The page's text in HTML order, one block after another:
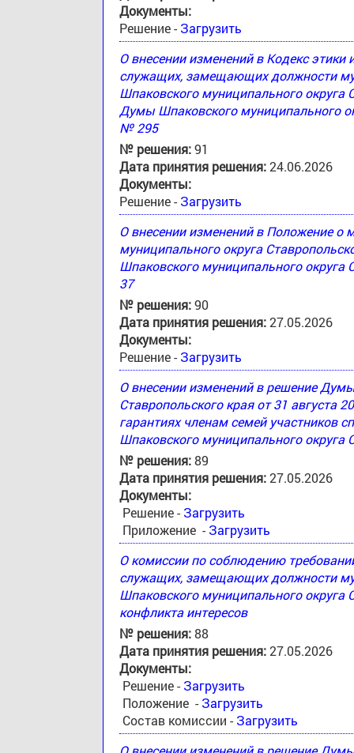
Документы:
Решение - Загрузить
О внесении изменений в Кодекс
служащих, замещающих должности
Шпаковского муниципального
Думы Шпаковского муниципального
№ 295
№ решения:91
Дата принятия решения:24.06.2026
Документы:
Решение - Загрузить
О внесении изменений в Положение
муниципального округа
Шпаковского муниципального округа
37
№ решения:90
Дата принятия решения:27.05.2026
Документы:
Решение - Загрузить
О внесении изменений в решение
Ставропольского края от 31
гарантиях членам семей участников
Шпаковского муниципального округа
№ решения:89
Дата принятия решения:27.05.2026
Документы:
Решение - Загрузить
Приложение - Загрузить
О комиссии по соблюдению
служащих, замещающих должности
Шпаковского муниципального округа
конфликта интересов
№ решения:88
Дата принятия решения:27.05.2026
Документы:
Решение - Загрузить
Положение - Загрузить
Состав комиссии - Загрузить